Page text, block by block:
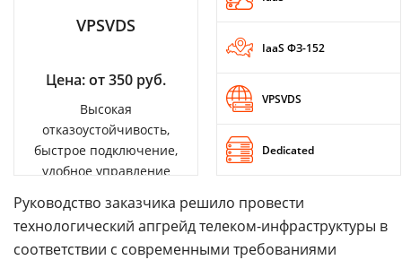
VPSVDS
Цена: от 350 руб.
Высокая
отказоустойчивость,
быстрое подключение,
удобное управление
IaaS ФЗ-152
VPSVDS
Dedicated
Руководство заказчика решило провести
технологический апгрейд телеком-инфраструктуры в
соответствии с современными требованиями